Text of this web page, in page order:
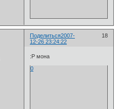
Поделиться 18
2007-
12-26 23:24:22
:Р мона
0